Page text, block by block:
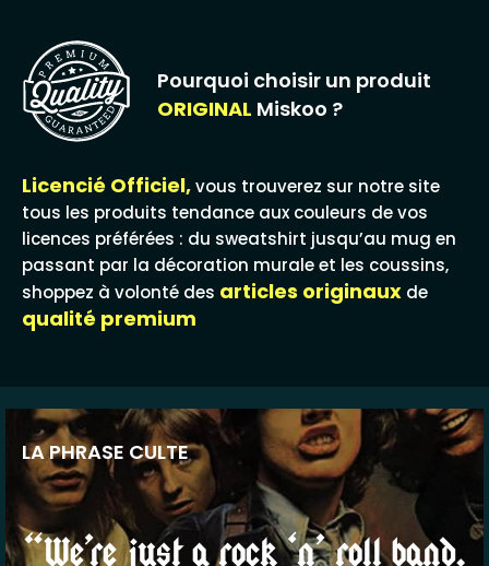
Pourquoi choisir un produit
ORIGINAL Miskoo ?
Licencié Officiel,vous trouverez sur notre site
tous les produits tendance aux couleurs de vos
licences préférées : du sweatshirt jusqu’au mug en
passant par la décoration murale et les coussins,
shoppez à volonté des articles originaux de
qualité premium
LA PHRASE CULTE
“We’re just a rock ‘n’ roll band.